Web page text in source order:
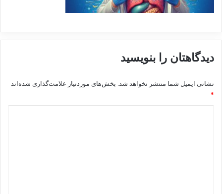
دیدگاهتان را بنویسید
نشانی ایمیل شما منتشر نخواهد شد. بخش‌های موردنیاز علامت‌گذاری شده‌اند
*